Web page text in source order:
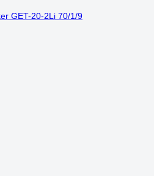
GET-20-2Li 70/1/9